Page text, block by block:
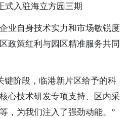
式入驻海立方园三期
业自身技术实力和市场敏锐度
政策红利与园区精准服务共同
键阶段，临港新片区给予的科
心技术研发专项支持、区内采
，为我们注入了强劲动能。”